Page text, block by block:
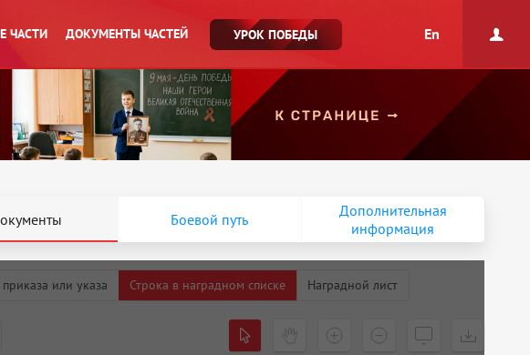
ЧАСТИ ДОКУМЕНТЫ ЧАСТЕЙ УРОК ПОБЕДЫ En
Боевой путь
Дополнительная
информация
или указа Строка в наградном списке Наградной лист